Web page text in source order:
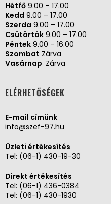
Hétfő 9.00 – 17.00
Kedd 9.00 – 17.00
Szerda 9.00 – 17.00
Csütörtök 9.00 – 17.00
Péntek 9.00 – 16.00
Szombat Zárva
Vasárnap Zárva
ELÉRHETŐSÉGEK
E-mail címünk
info@szef-97.hu
Üzleti értékesítés
Tel: (06-1) 430-19-30
Direkt értékesítés
Tel: (06-1) 436-0384
Tel: (06-1) 430-1930